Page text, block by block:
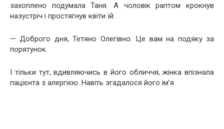
захоплено подумала Таня. А чоловік раптом крокнув
назустріч і простягнув квіти їй.
— Доброго дня, Тетяно Олегівно. Це вам на подяку за
порятунок.
І тільки тут, вдивляючись в його обличчя, жінка впізнала
пацієнта з алергією. Навіть згадалося його ім’я.